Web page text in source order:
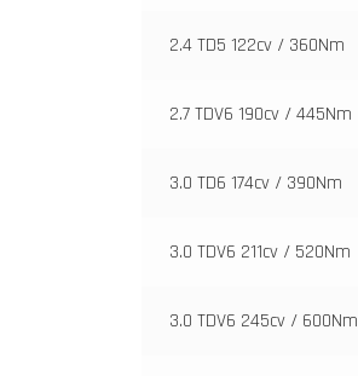
2.4 TD5 122cv / 360Nm
2.7 TDV6 190cv / 445Nm
3.0 TD6 174cv / 390Nm
3.0 TDV6 211cv / 520Nm
3.0 TDV6 245cv / 600Nm